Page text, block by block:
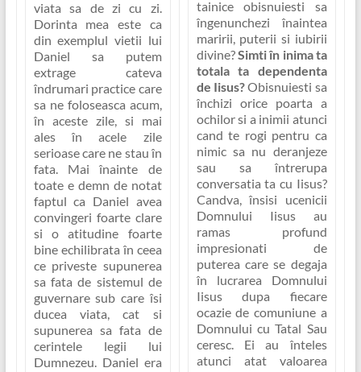
viata sa de zi cu zi.
Dorinta mea este ca
din exemplul vietii lui
Daniel sa putem
extrage cateva
îndrumari practice care
sa ne foloseasca acum,
în aceste zile, si mai
ales în acele zile
serioase care ne stau în
fata. Mai înainte de
toate e demn de notat
faptul ca Daniel avea
convingeri foarte clare
si o atitudine foarte
bine echilibrata în ceea
ce priveste supunerea
sa fata de sistemul de
guvernare sub care îsi
ducea viata, cat si
supunerea sa fata de
cerintele legii lui
Dumnezeu. Daniel era
tainice obisnuiesti sa
îngenunchezi înaintea
maririi, puterii si iubirii
divine?Simti în inima ta
totala ta dependenta
de Iisus?Obisnuiesti sa
închizi orice poarta a
ochilor si a inimii atunci
cand te rogi pentru ca
nimic sa nu deranjeze
sau sa întrerupa
conversatia ta cu Iisus?
Candva, însisi ucenicii
Domnului Iisus au
ramas profund
impresionati de
puterea care se degaja
în lucrarea Domnului
Iisus dupa fiecare
ocazie de comuniune a
Domnului cu Tatal Sau
ceresc. Ei au înteles
atunci atat valoarea